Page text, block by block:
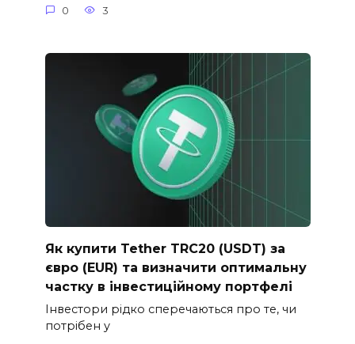
0 3
Як купити Tether TRC20 (USDT) за
євро (EUR) та визначити оптимальну
частку в інвестиційному портфелі
Інвестори рідко сперечаються про те, чи
потрібен у